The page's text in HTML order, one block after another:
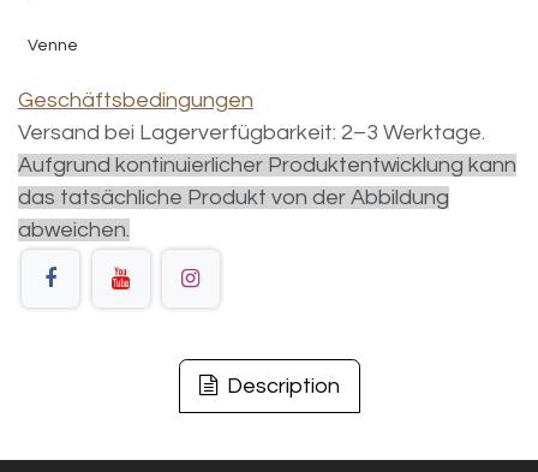
Venne
Geschäftsbedingungen
Versand bei Lagerverfügbarkeit: 2–3 Werktage.
Aufgrund kontinuierlicher Produktentwicklung kann
das tatsächliche Produkt von der Abbildung
abweichen.
Description